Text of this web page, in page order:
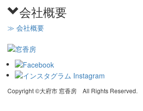
会社概要
≫ 会社概要
Copyright ©大府市 窓香房 All Rights Reserved.